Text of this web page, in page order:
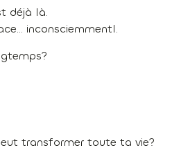
déjà là.
inconsciemmentl.
transformer toute ta vie?